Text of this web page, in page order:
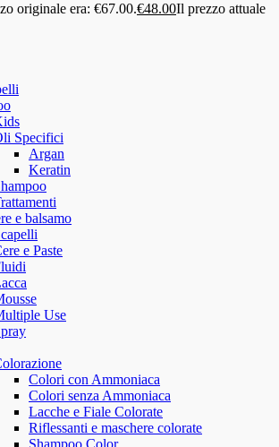
originale era: €67.00.€48.00Il prezzo attuale
Specifici
Argan
Keratin
e balsamo
e Paste
Use
Colori con Ammoniaca
Colori senza Ammoniaca
Lacche e Fiale Colorate
Riflessanti e maschere colorate
Shampoo Color